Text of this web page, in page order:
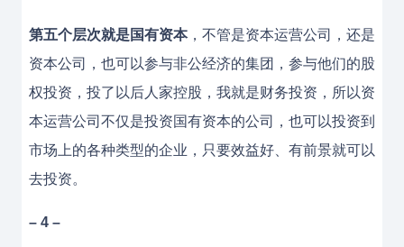
第五个层次就是国有资本，不管是资本运营公司，还是
资本公司，也可以参与非公经济的集团，参与他们的股
权投资，投了以后人家控股，我就是财务投资，所以资
本运营公司不仅是投资国有资本的公司，也可以投资到
市场上的各种类型的企业，只要效益好、有前景就可以
去投资。
– 4 –